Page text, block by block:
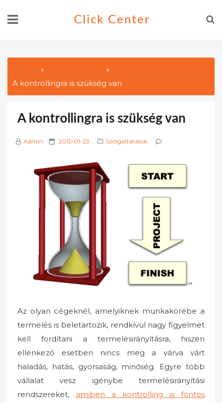
Click Center
A kontrollingra is szükség van
A kontrollingra is szükség van
Admin
P
s
t
2015-01-23 Szolgáltatások
Az olyan cégeknél, amelyiknek munkakörébe a
termelés is beletartozik, rendkívül nagy figyelmet
kell fordítani a termelésirányításra, hiszen
ellenkező esetben nincs meg a várva várt
haladás, hatás, gyorsaság, minőség. Egyre több
vállalat vesz igénybe termelésirányítási
rendszereket, amiben a kontrolling is fontos